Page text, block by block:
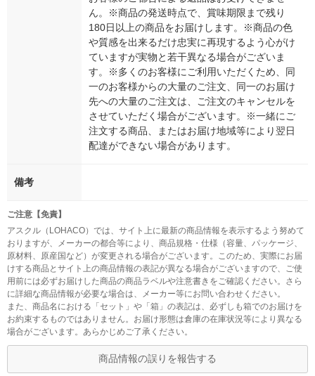
ん。※商品の発送時点で、賞味期限まで残り
180日以上の商品をお届けします。※商品の色
や質感を出来るだけ忠実に再現するよう心がけ
ていますが実物と若干異なる場合がございま
す。※多くのお客様にご利用いただくため、同
一のお客様からの大量のご注文、同一のお届け
先への大量のご注文は、ご注文のキャンセルを
させていただく場合がございます。※一緒にご
注文する商品、またはお届け地域等により翌日
配達ができない場合があります。
備考
ご注意【免責】
アスクル（LOHACO）では、サイト上に最新の商品情報を表示するよう努めて
おりますが、メーカーの都合等により、商品規格・仕様（容量、パッケージ、
原材料、原産国など）が変更される場合がございます。このため、実際にお届
けする商品とサイト上の商品情報の表記が異なる場合がございますので、ご使
用前には必ずお届けした商品の商品ラベルや注意書きをご確認ください。さら
に詳細な商品情報が必要な場合は、メーカー等にお問い合わせください。
また、商品名における「セット」や「箱」の表記は、必ずしも箱でのお届けを
お約束するものではありません。お届け形態は倉庫の在庫状況等により異なる
場合がございます。あらかじめご了承ください。
商品情報の誤りを報告する